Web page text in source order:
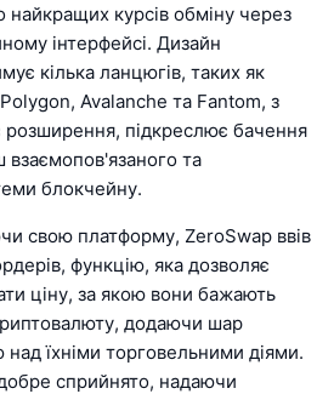
найкращих курсів обміну через
інтерфейсі. Дизайн
кілька ланцюгів, таких як
Avalanche та Fantom, з
підкреслює бачення
та
блокчейну.
свою платформу, ZeroSwap ввів
функцію, яка дозволяє
ціну, за якою вони бажають
додаючи шар
над їхніми торговельними діями.
сприйнято, надаючи